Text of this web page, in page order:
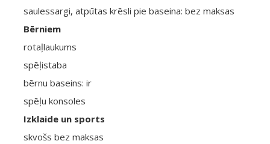
saulessargi, atpūtas krēsli pie baseina: bez maksas
Bērniem
rotaļlaukums
spēļistaba
bērnu baseins: ir
spēļu konsoles
Izklaide un sports
skvošs bez maksas